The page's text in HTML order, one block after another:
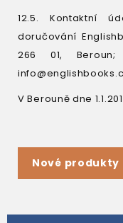
12.5. Kontaktní
doručování
266 01,
V Berouně dne
Nové produkty